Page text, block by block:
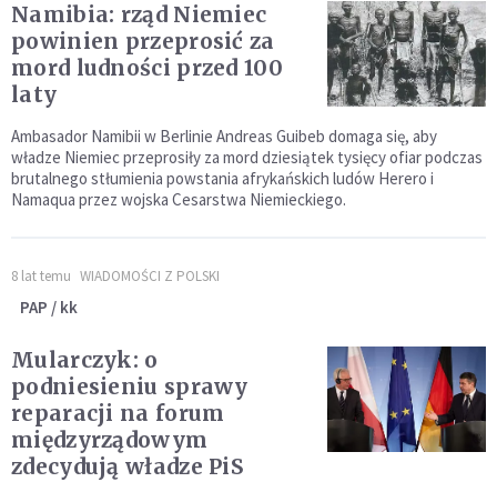
Namibia: rząd Niemiec
powinien przeprosić za
mord ludności przed 100
laty
Ambasador Namibii w Berlinie Andreas Guibeb domaga się, aby
władze Niemiec przeprosiły za mord dziesiątek tysięcy ofiar podczas
brutalnego stłumienia powstania afrykańskich ludów Herero i
Namaqua przez wojska Cesarstwa Niemieckiego.
8 lat temu WIADOMOŚCI Z POLSKI
PAP / kk
Mularczyk: o
podniesieniu sprawy
reparacji na forum
międzyrządowym
zdecydują władze PiS